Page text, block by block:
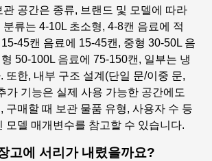
공간은 종류, 브랜드 및 모델에 따라
류는 4-10L 초소형, 4-8캔 음료에 적
45캔 음료에 15-45캔, 중형 30-50L 음
50-100L 음료에 75-150캔, 일부는 냉
또한, 내부 구조 설계(단일 문/이중 문,
가 기능은 실제 사용 가능한 공간에도
구매할 때 보관 물품 유형, 사용자 수 등
모델 매개변수를 참고할 수 있습니다.
고에 서리가 내렸을까요?